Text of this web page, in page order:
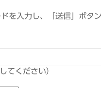
を入力し、「送信」ボタ
てください）